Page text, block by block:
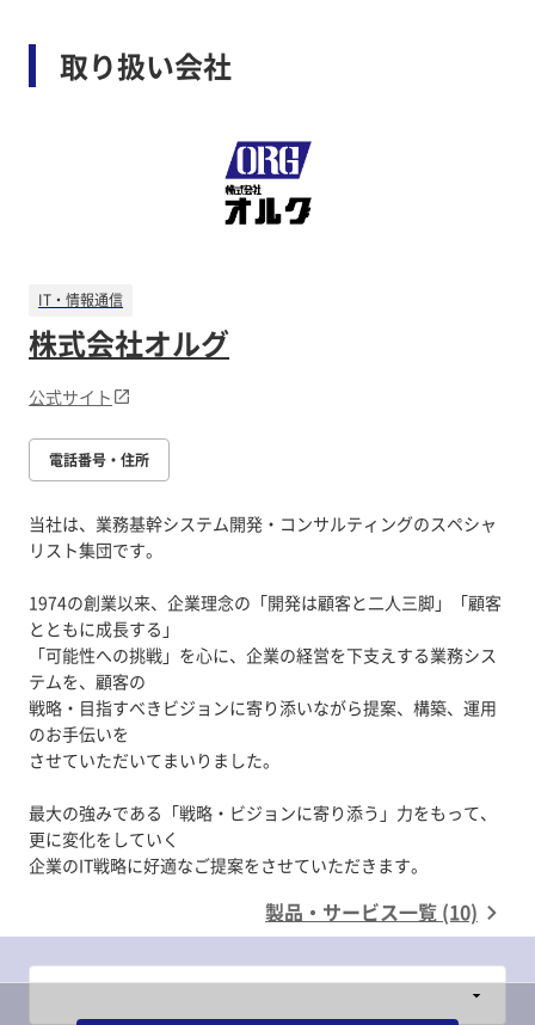
取り扱い会社
IT・情報通信
株式会社オルグ
公式サイト
電話番号・住所
当社は、業務基幹システム開発・コンサルティングのスペシャ
リスト集団です。
1974の創業以来、企業理念の「開発は顧客と二人三脚」「顧客
とともに成長する」
「可能性への挑戦」を心に、企業の経営を下支えする業務シス
テムを、顧客の
戦略・目指すべきビジョンに寄り添いながら提案、構築、運用
のお手伝いを
させていただいてまいりました。
最大の強みである「戦略・ビジョンに寄り添う」力をもって、
更に変化をしていく
製品・サービス一覧 (10)